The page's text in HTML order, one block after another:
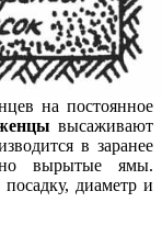
на постоянное
высаживают
в заранее
вырытые ямы.
диаметр и